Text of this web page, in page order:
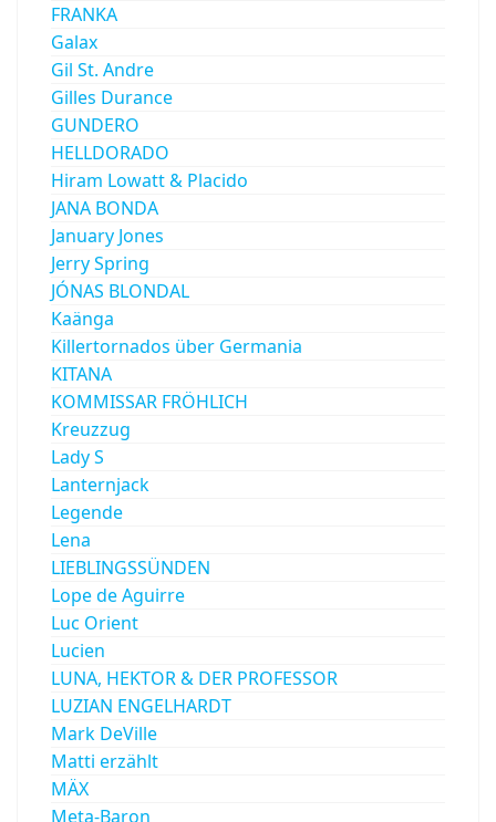
FRANKA
Galax
Gil St. Andre
Gilles Durance
GUNDERO
HELLDORADO
Hiram Lowatt & Placido
JANA BONDA
January Jones
Jerry Spring
JÓNAS BLONDAL
Kaänga
Killertornados über Germania
KITANA
KOMMISSAR FRÖHLICH
Kreuzzug
Lady S
Lanternjack
Legende
Lena
LIEBLINGSSÜNDEN
Lope de Aguirre
Luc Orient
Lucien
LUNA, HEKTOR & DER PROFESSOR
LUZIAN ENGELHARDT
Mark DeVille
Matti erzählt
MÄX
Meta-Baron